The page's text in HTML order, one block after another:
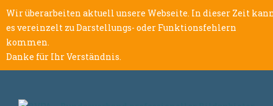
Wir überarbeiten aktuell unsere Webseite. In dieser Zeit
es vereinzelt zu Darstellungs- oder Funktionsfehlern
kommen.
Danke für Ihr Verständnis.